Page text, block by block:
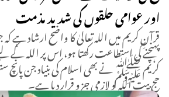
اور عوامی حلقوں کی شدید مذمت
قرآنِ کریم میں اللہ تعالیٰ کا واضح ارشاد
پہنچنے کی استطاعت رکھتا ہو، اس پر اللہ
کریم ﷺ نے بھی اسلام کی بنیاد جن پانچ
حج بیت اللہ کو لازمی جزو قرار دیا ہے۔